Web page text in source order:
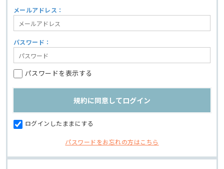
メールアドレス：
パスワード：
パスワードを表示する
ログインしたままにする
パスワードをお忘れの方はこちら